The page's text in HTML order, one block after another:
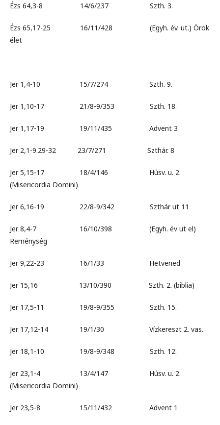
Ézs 64,3-8 14/6/237 Szth. 3.
Ézs 65,17-25 16/11/428 (Egyh. év. ut.) Örök
élet
Jer 1,4-10 15/7/274 Szth. 9.
Jer 1,10-17 21/8-9/353 Szth. 18.
Jer 1,17-19 19/11/435 Advent 3
Jer 2,1-9.29-32 23/7/271 Szthár. 8
Jer 5,15-17 18/4/146 Húsv. u. 2.
(Misericordia Domini)
Jer 6,16-19 22/8-9/342 Szthár ut 11
Jer 8,4-7 16/10/398 (Egyh. év ut el)
Reménység
Jer 9,22-23 16/1/33 Hetvened
Jer 15,16 13/10/390 Szth. 2. (biblia)
Jer 17,5-11 19/8-9/355 Szth. 15.
Jer 17,12-14 19/1/30 Vízkereszt 2. vas.
Jer 18,1-10 19/8-9/348 Szth. 12.
Jer 23,1-4 13/4/147 Húsv. u. 2.
(Misericordia Domini)
Jer 23,5-8 15/11/432 Advent 1